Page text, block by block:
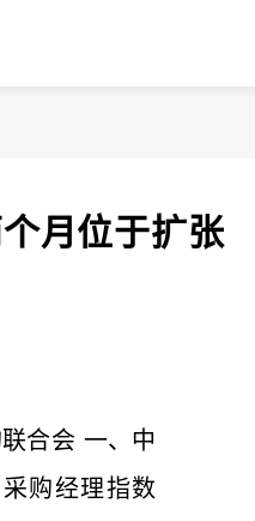
月位于扩张
合会 一、中
购经理指数